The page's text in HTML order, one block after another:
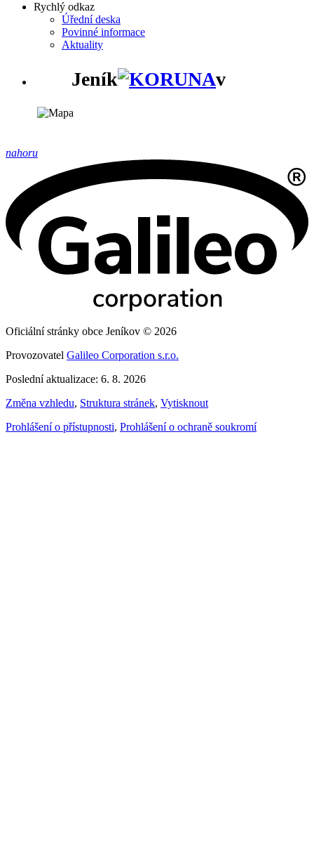
Rychlý odkaz
Úřední deska
Povinné informace
Aktuality
Jeník v
nahoru
Oficiální stránky obce Jeníkov © 2026
Provozovatel Galileo Corporation s.r.o.
Poslední aktualizace: 6. 8. 2026
Změna vzhledu, Struktura stránek, Vytisknout
Prohlášení o přístupnosti, Prohlášení o ochraně soukromí